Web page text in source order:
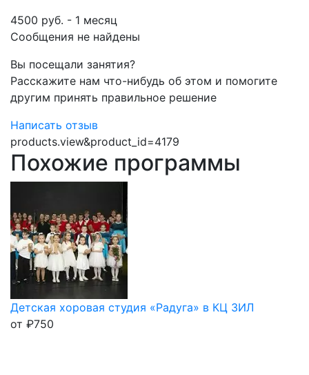
4500 руб. - 1 месяц
Сообщения не найдены
Вы посещали занятия?
Расскажите нам что-нибудь об этом и помогите
другим принять правильное решение
Написать отзыв
products.view&product_id=4179
Похожие программы
Детская хоровая студия «Радуга» в КЦ ЗИЛ
от ₽750